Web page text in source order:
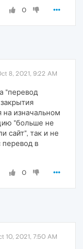
0
8, 2021, 9:22 AM
"перевод
на изначальном
"больше не
сайт", так и не
перевод в
0
10, 2021, 7:50 AM